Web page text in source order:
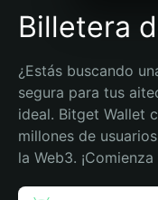
Billetera
¿Estás buscando
segura para tus
ideal. Bitget Wallet
millones de
la Web3.